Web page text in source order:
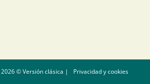
2026 © Versión clásica |
Privacidad y cookies